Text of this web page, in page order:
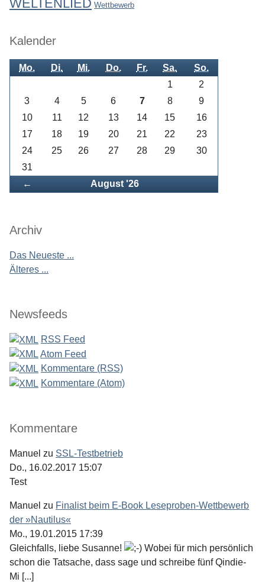
WELTENLIED Wettbewerb
Kalender
Mo. Di. Mi. Do. Fr. Sa. So.
← August '26
1
2
3
4 5 6 7 8
9
10
11 12 13 14 15
16
17
18 19 20 21 22
23
24
25 26 27 28 29
30
31
Archiv
Das Neueste ...
Älteres ...
Newsfeeds
RSS Feed
Atom Feed
Kommentare (RSS)
Kommentare (Atom)
Kommentare
Manuel zu SSL-Testbetrieb
Do., 16.02.2017 15:07
Test
Manuel zu Finalist beim E-Book Leseproben-Wettbewerb
der »Nautilus«
Mo., 19.01.2015 17:39
Gleichfalls, liebe Susanne!
Wobei für mich persönlich
schon die Tatsache, dass sage und schreibe fünf Qindie-
Mi [...]